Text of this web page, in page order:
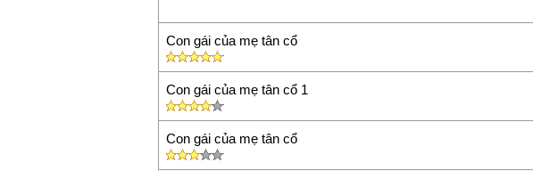
Con gái của mẹ tân cổ
Con gái của mẹ tân cổ 1
Con gái của mẹ tân cổ